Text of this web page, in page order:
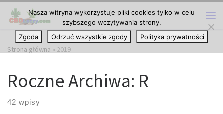
Przejdź do treści
Strona główna » 2019
Roczne Archiwa: R
42 wpisy
Nasza witryna wykorzystuje pliki cookies tylko w celu
szybszego wczytywania strony.
Zgoda
Odrzuć wszystkie zgody Polityka prywatności